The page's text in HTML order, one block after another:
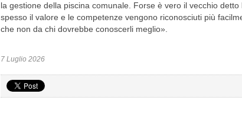
la gestione della piscina comunale. Forse è vero il vecchio
spesso il valore e le competenze vengono riconosciuti più
che non da chi dovrebbe conoscerli meglio».
7 Luglio 2026